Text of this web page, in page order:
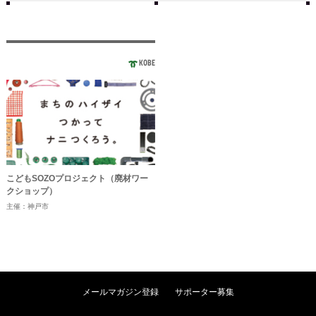
KOBE
こどもSOZOプロジェクト（廃材ワー
クショップ）
主催：神戸市
メールマガジン登録 サポーター募集